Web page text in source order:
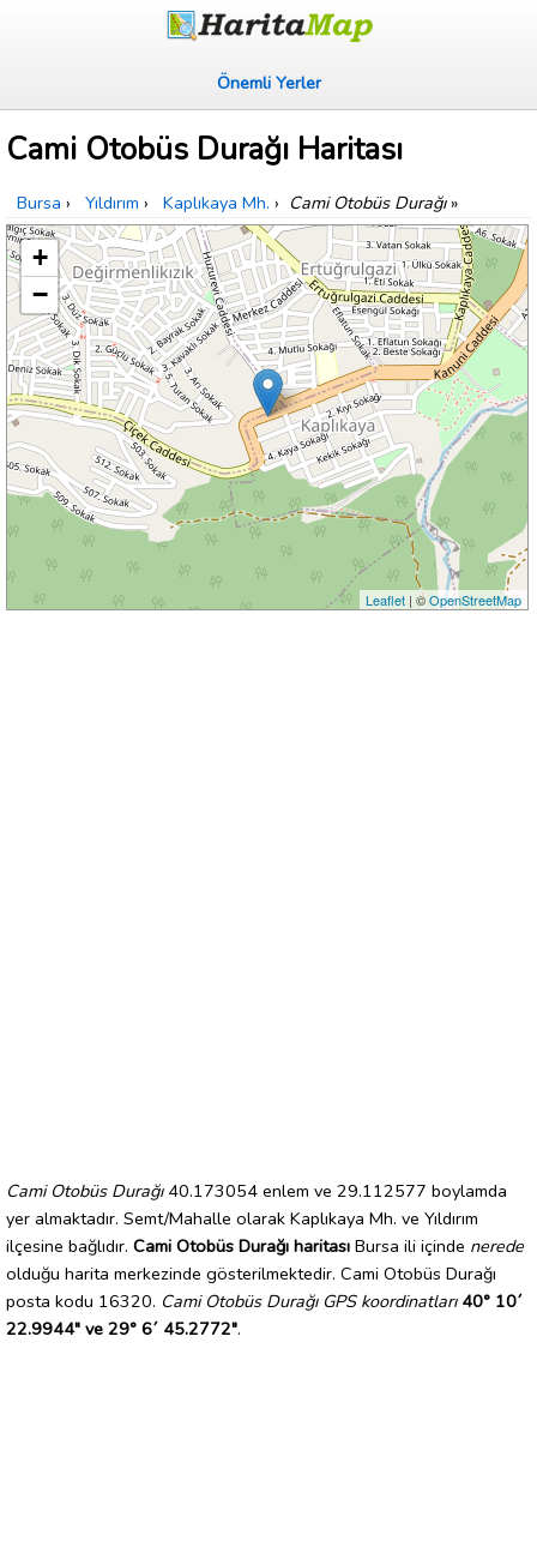
Önemli Yerler
Cami Otobüs Durağı Haritası
Bursa › Yıldırım › Kaplıkaya Mh. › Cami Otobüs Durağı»
+
−
Leaflet| ©OpenStreetMap
Cami Otobüs Durağı40.173054 enlem ve 29.112577 boylamda
yer almaktadır. Semt/Mahalle olarak Kaplıkaya Mh. ve Yıldırım
ilçesine bağlıdır. Cami Otobüs Durağı haritası Bursa ili içinde nerede
olduğu harita merkezinde gösterilmektedir. Cami Otobüs Durağı
posta kodu 16320. Cami Otobüs Durağı GPS koordinatları 40° 10´
22.9944" ve 29° 6´ 45.2772".